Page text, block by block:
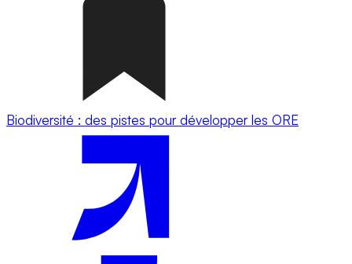
Biodiversité : des pistes pour développer les ORE